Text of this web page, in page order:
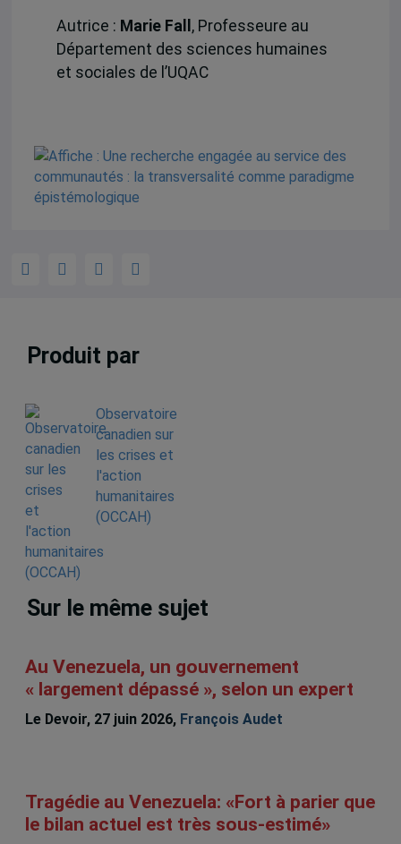
Autrice : Marie Fall , Professeure au
Département des sciences humaines
et sociales de l’UQAC
Produit par
Observatoire
canadien sur
les crises et
l'action
humanitaires
(OCCAH)
Sur le même sujet
Au Venezuela, un gouvernement
« largement dépassé », selon un expert
Le Devoir, 27 juin 2026, François Audet
Tragédie au Venezuela: «Fort à parier que
le bilan actuel est très sous-estimé»